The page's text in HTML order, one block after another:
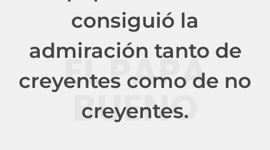
EL PAPA
BUENO
consiguió la
admiración tanto de
creyentes como de no
creyentes.